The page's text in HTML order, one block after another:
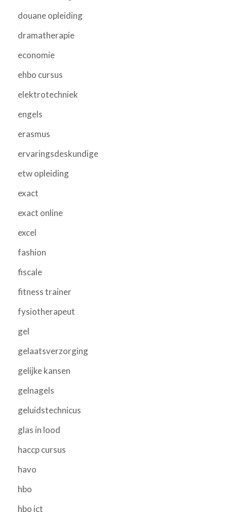
douane opleiding
dramatherapie
economie
ehbo cursus
elektrotechniek
engels
erasmus
ervaringsdeskundige
etw opleiding
exact
exact online
excel
fashion
fiscale
fitness trainer
fysiotherapeut
gel
gelaatsverzorging
gelijke kansen
gelnagels
geluidstechnicus
glas in lood
haccp cursus
havo
hbo
hbo ict